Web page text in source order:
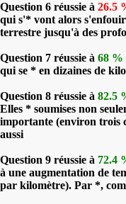
Question 6 réussie à 26.5
qui s'* vont alors
terrestre jusqu'à des
Question 7 réussie à 68 %
qui se * en dizaines de
Question 8 réussie à 82.5
Elles * soumises non
importante (environ trois
aussi
Question 9 réussie à 72.4
à une augmentation de
par kilomètre). Par *,